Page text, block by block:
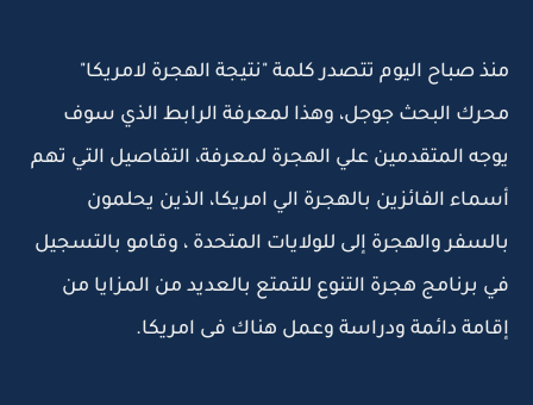
منذ صباح اليوم تتصدر كلمة "نتيجة الهجرة لامريكا"
محرك البحث جوجل، وهذا لمعرفة الرابط الذي سوف
يوجه المتقدمين علي الهجرة لمعرفة، التفاصيل التي تهم
أسماء الفائزين بالهجرة الي امريكا، الذين يحلمون
بالسفر والهجرة إلى للولايات المتحدة ، وقامو بالتسجيل
في برنامج هجرة التنوع للتمتع بالعديد من المزايا من
إقامة دائمة ودراسة وعمل هناك فى امريكا.